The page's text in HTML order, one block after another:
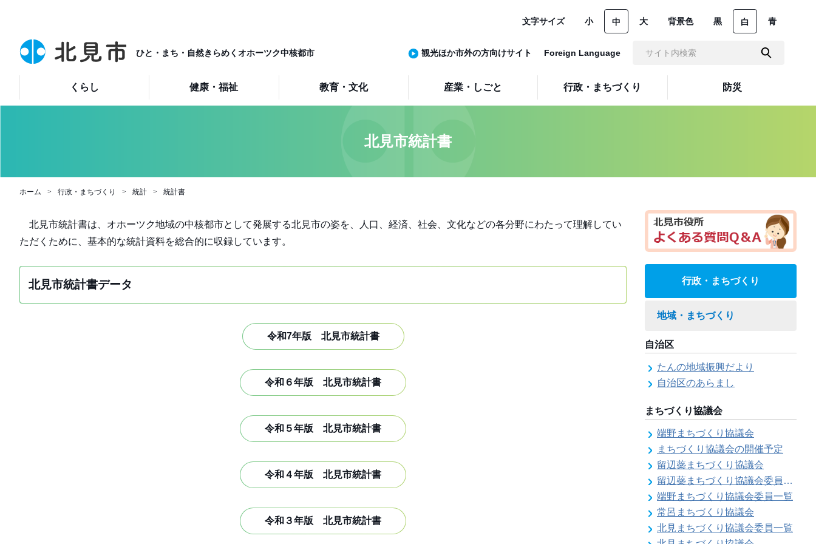
ひと・まち・自然きらめくオホーツク中核都市
くらし 健康・福祉 教育・文化 産業・しごと 行政・まちづくり 防災
文字サイズ 小 中 大 背景色 黒 白 青
観光ほか市外の方向けサイト Foreign Language
北見市統計書
ホーム 行政・まちづくり 統計 統計書
北見市統計書は、オホーツク地域の中核都市として発展する北見市の姿を、人口、経済、社会、文化などの各分野にわたって理解してい
ただくために、基本的な統計資料を総合的に収録しています。
北見市統計書データ
令和7年版 北見市統計書
令和６年版 北見市統計書
令和５年版 北見市統計書
令和４年版 北見市統計書
令和３年版 北見市統計書
行政・まちづくり
地域・まちづくり
自治区
たんの地域振興だより
自治区のあらまし
まちづくり協議会
端野まちづくり協議会
まちづくり協議会の開催予定
留辺蘂まちづくり協議会
留辺蘂まちづくり協議会委員一覧
端野まちづくり協議会委員一覧
常呂まちづくり協議会
北見まちづくり協議会委員一覧